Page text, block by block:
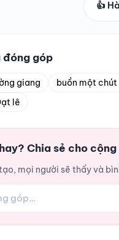
👍
đóng góp
giang buồn một chút
lê
Chia sẻ cho
mọi người sẽ thấy và